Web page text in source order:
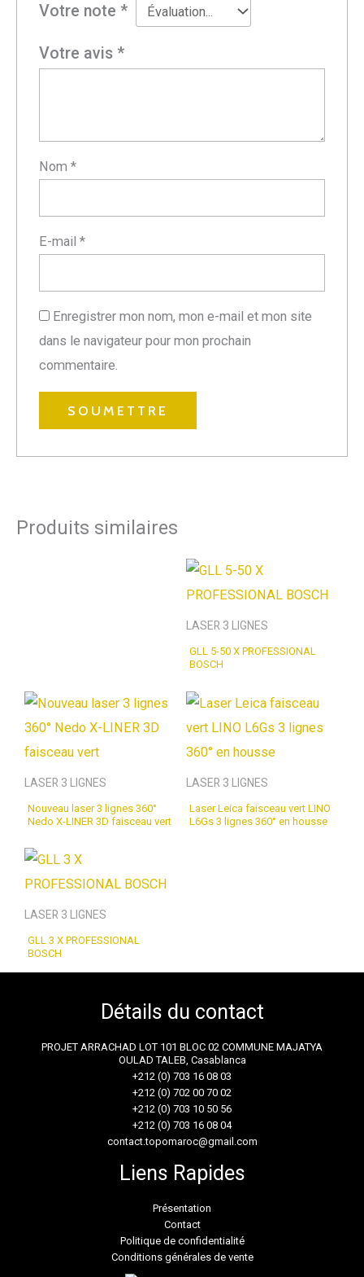
Votre note*
Votre avis*
Nom*
E-mail*
Enregistrer mon nom, mon e-mail et mon site
dans le navigateur pour mon prochain
commentaire.
Produits similaires
LASER 3 LIGNES
GLL 5-50 X PROFESSIONAL
BOSCH
LASER 3 LIGNES
Nouveau laser 3 lignes 360°
Nedo X-LINER 3D faisceau vert
LASER 3 LIGNES
Laser Leica faisceau vert LINO
L6Gs 3 lignes 360° en housse
LASER 3 LIGNES
GLL 3 X PROFESSIONAL
BOSCH
Détails du contact
PROJET ARRACHAD LOT 101 BLOC 02 COMMUNE MAJATYA
OULAD TALEB, Casablanca
+212 (0) 703 16 08 03
+212 (0) 702 00 70 02
+212 (0) 703 10 50 56
+212 (0) 703 16 08 04
contact.topomaroc@gmail.com
Liens Rapides
Présentation
Contact
Politique de confidentialité
Conditions générales de vente